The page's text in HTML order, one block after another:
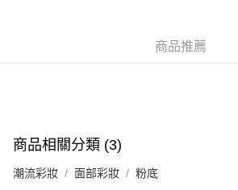
商品推薦
商品相關分類 (3)
潮流彩妝 面部彩妝 粉底